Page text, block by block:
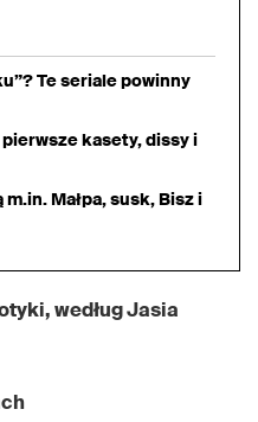
Te seriale powinny
kasety, dissy i
Małpa, susk, Bisz i
według Jasia